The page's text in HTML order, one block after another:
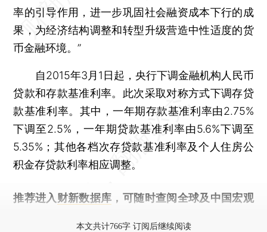
率的引导作用，进一步巩固社会融资成本下行的成
果，为经济结构调整和转型升级营造中性适度的货
币金融环境。”
自2015年3月1日起，央行下调金融机构人民币
贷款和存款基准利率。此次采取对称方式下调存贷
款基准利率。其中，一年期存款基准利率由2.75%
下调至2.5%，一年期贷款基准利率由5.6%下调至
5.35%；其他各档次存贷款基准利率及个人住房公
积金存贷款利率相应调整。
推荐进入 财新数据库 ，可随时查阅全球及中国宏观
本文共计766字 订阅后继续阅读